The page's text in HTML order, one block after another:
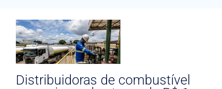
Distribuidoras de combustível